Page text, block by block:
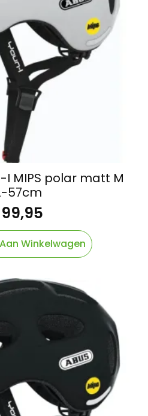
I MIPS polar matt M
57cm
99,95
Winkelwagen